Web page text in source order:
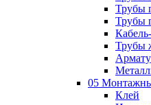
Трубы
Трубы
Трубы
05
Клей